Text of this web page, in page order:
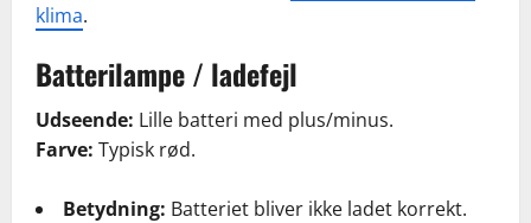
klima.
Batterilampe / ladefejl
Udseende: Lille batteri med plus/minus.
Farve: Typisk rød.
Betydning: Batteriet bliver ikke ladet korrekt.